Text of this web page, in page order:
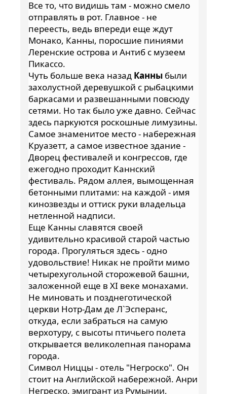
Все то, что видишь там - можно смело
отправлять в рот. Главное - не
переесть, ведь впереди еще ждут
Монако, Канны, поросшие пиниями
Леренские острова и Антиб с музеем
Пикассо.
Чуть больше века назад Канны были
захолустной деревушкой с рыбацкими
баркасами и развешанными повсюду
сетями. Но так было уже давно. Сейчас
здесь паркуются роскошные лимузины.
Самое знаменитое место - набережная
Круазетт, а самое известное здание -
Дворец фестивалей и конгрессов, где
ежегодно проходит Каннский
фестиваль. Рядом аллея, вымощенная
бетонными плитами: на каждой - имя
кинозвезды и оттиск руки владельца
нетленной надписи.
Еще Канны славятся своей
удивительно красивой старой частью
города. Прогуляться здесь - одно
удовольствие! Никак не пройти мимо
четырехугольной сторожевой башни,
заложенной еще в ХI веке монахами.
Не миновать и позднеготической
церкви Нотр-Дам де Л`Эсперанс,
откуда, если забраться на самую
верхотуру, с высоты птичьего полета
открывается великолепная панорама
города.
Символ Ниццы - отель "Негроско". Он
стоит на Английской набережной. Анри
Негреско, эмигрант из Румынии,